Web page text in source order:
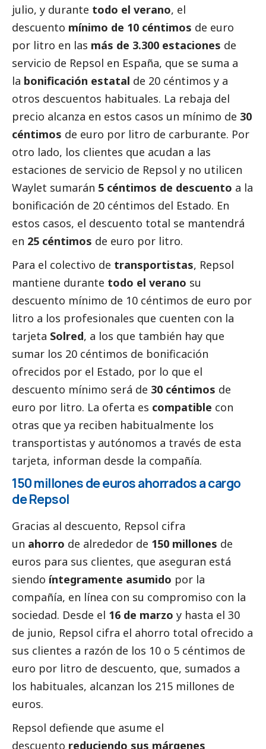
julio, y durante todo el verano, el
descuento mínimo de 10 céntimos de euro
por litro en las más de 3.300 estaciones de
servicio de Repsol en España, que se suma a
la bonificación estatal de 20 céntimos y a
otros descuentos habituales. La rebaja del
precio alcanza en estos casos un mínimo de 30
céntimos de euro por litro de carburante. Por
otro lado, los clientes que acudan a las
estaciones de servicio de Repsol y no utilicen
Waylet sumarán 5 céntimos de descuento a la
bonificación de 20 céntimos del Estado. En
estos casos, el descuento total se mantendrá
en 25 céntimos de euro por litro.
Para el colectivo de transportistas, Repsol
mantiene durante todo el verano su
descuento mínimo de 10 céntimos de euro por
litro a los profesionales que cuenten con la
tarjeta Solred, a los que también hay que
sumar los 20 céntimos de bonificación
ofrecidos por el Estado, por lo que el
descuento mínimo será de 30 céntimos de
euro por litro. La oferta es compatible con
otras que ya reciben habitualmente los
transportistas y autónomos a través de esta
tarjeta, informan desde la compañía.
150 millones de euros ahorrados a cargo
de Repsol
Gracias al descuento, Repsol cifra
un ahorro de alrededor de 150 millones de
euros para sus clientes, que aseguran está
siendo íntegramente asumido por la
compañía, en línea con su compromiso con la
sociedad. Desde el 16 de marzo y hasta el 30
de junio, Repsol cifra el ahorro total ofrecido a
sus clientes a razón de los 10 o 5 céntimos de
euro por litro de descuento, que, sumados a
los habituales, alcanzan los 215 millones de
euros.
Repsol defiende que asume el
descuento reduciendo sus márgenes